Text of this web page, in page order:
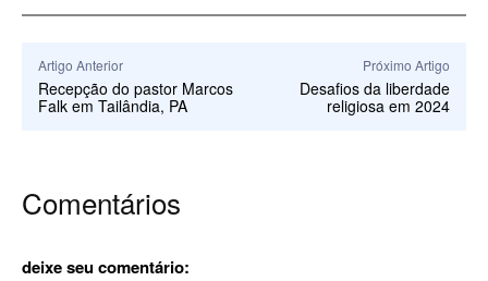
Artigo Anterior
Recepção do pastor Marcos
Falk em Tailândia, PA
Próximo Artigo
Desafios da liberdade
religiosa em 2024
Comentários
deixe seu comentário: